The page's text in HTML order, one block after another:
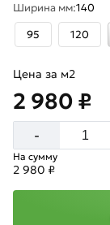
Ширина мм:140
95
120
Цена за м2
2 980 ₽
-
На сумму
2 980 ₽